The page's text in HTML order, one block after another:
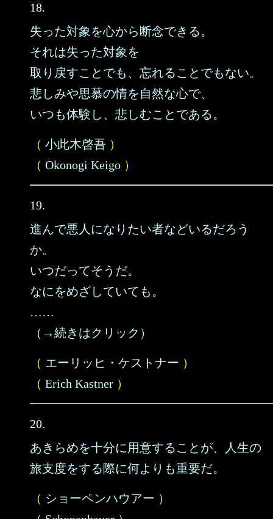
18.
失った対象を心から断念できる。
それは失った対象を
取り戻すことでも、忘れることでもない。
悲しみや思慕の情を自然な心で、
いつも体験し、悲しむことである。
（ 小此木啓吾 ）
（ Okonogi Keigo ）
19.
進んで悪人になりたい者などいるだろう
か。
いつだってそうだ。
なにをめざしていても。
……
（→続きはクリック）
（ エーリッヒ・ケストナー ）
（ Erich Kastner ）
20.
あきらめを十分に用意することが、人生の
旅支度をする際に何よりも重要だ。
（ ショーペンハウアー ）